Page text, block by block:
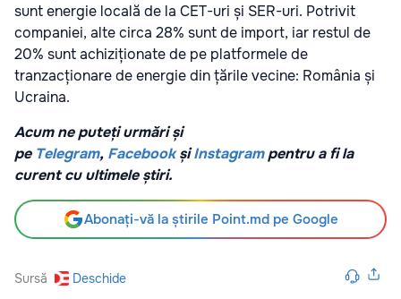
sunt energie locală de la CET-uri și SER-uri. Potrivit
companiei, alte circa 28% sunt de import, iar restul de
20% sunt achiziționate de pe platformele de
tranzacționare de energie din țările vecine: România și
Ucraina.
Acum ne puteți urmări și
pe Telegram, Facebook șiInstagrampentru a fi la
curent cu ultimele știri.
Abonați-vă la știrile Point.md pe Google
Sursă Deschide